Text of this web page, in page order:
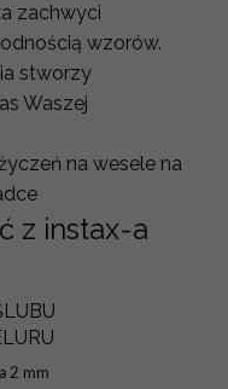
zachwyci
wzorów.
stworzy
Waszej
na wesele na
z instax-a
2 mm